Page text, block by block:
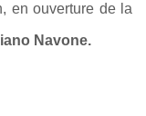
en ouverture de la
Navone.